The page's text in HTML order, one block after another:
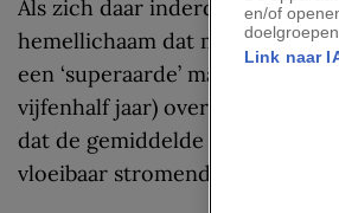
Als zich daar inderdaad een
hemellichaam dat minstens
een ‘superaarde’ maakt. De
vijfenhalf jaar) over om
dat de gemiddelde
vloeibaar stromend water.
en/of
Link naar